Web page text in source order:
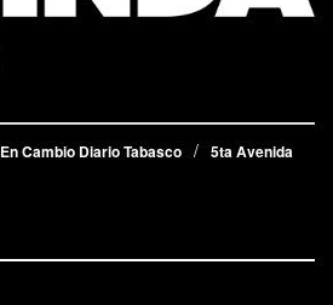
En Cambio Diario Tabasco
5ta Avenida